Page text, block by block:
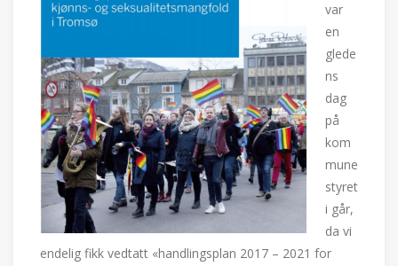
var
en
glede
ns
dag
på
kom
mune
styret
i går,
da vi
endelig fikk vedtatt «handlingsplan 2017 – 2021 for